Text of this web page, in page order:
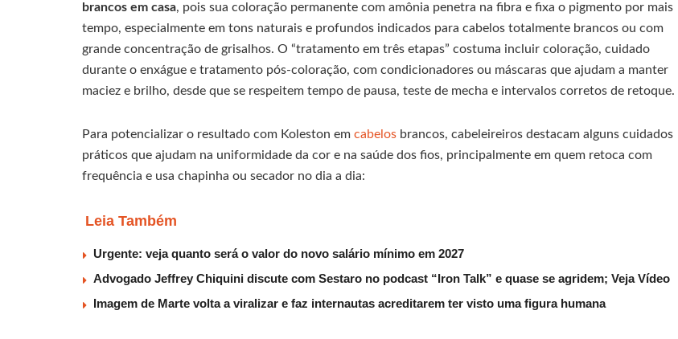
brancos em casa, pois sua coloração permanente com amônia penetra na fibra e fixa o pigmento por mais
tempo, especialmente em tons naturais e profundos indicados para cabelos totalmente brancos ou com
grande concentração de grisalhos. O “tratamento em três etapas” costuma incluir coloração, cuidado
durante o enxágue e tratamento pós-coloração, com condicionadores ou máscaras que ajudam a manter
maciez e brilho, desde que se respeitem tempo de pausa, teste de mecha e intervalos corretos de retoque.
Para potencializar o resultado com Koleston em cabelos brancos, cabeleireiros destacam alguns cuidados
práticos que ajudam na uniformidade da cor e na saúde dos fios, principalmente em quem retoca com
frequência e usa chapinha ou secador no dia a dia:
Leia Também
Urgente: veja quanto será o valor do novo salário mínimo em 2027
Advogado Jeffrey Chiquini discute com Sestaro no podcast “Iron Talk” e quase se agridem; Veja Vídeo
Imagem de Marte volta a viralizar e faz internautas acreditarem ter visto uma figura humana